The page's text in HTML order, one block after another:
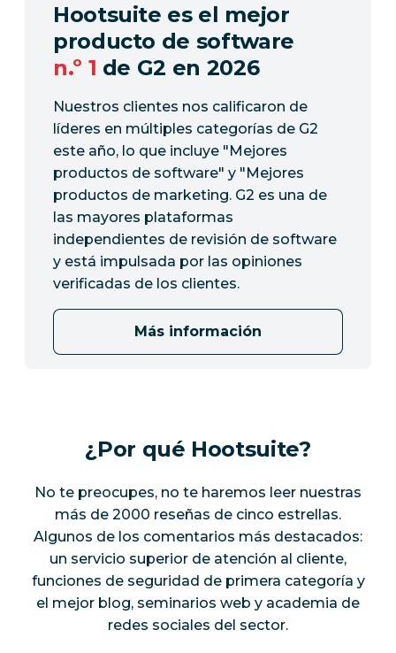
Hootsuite es el mejor
producto de software
n.º 1 de G2 en 2026
Nuestros clientes nos calificaron de
líderes en múltiples categorías de G2
este año, lo que incluye "Mejores
productos de software" y "Mejores
productos de marketing. G2 es una de
las mayores plataformas
independientes de revisión de software
y está impulsada por las opiniones
verificadas de los clientes.
Más información
¿Por qué Hootsuite?
No te preocupes, no te haremos leer nuestras
más de 2000 reseñas de cinco estrellas.
Algunos de los comentarios más destacados:
un servicio superior de atención al cliente,
funciones de seguridad de primera categoría y
el mejor blog, seminarios web y academia de
redes sociales del sector.